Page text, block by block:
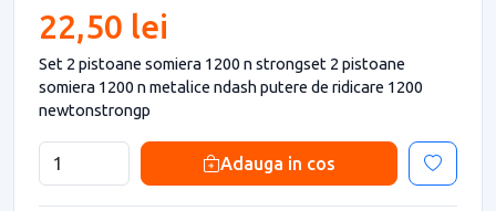
22,50 lei
Set 2 pistoane somiera 1200 n strongset 2 pistoane
somiera 1200 n metalice ndash putere de ridicare 1200
newtonstrongp
Adauga in cos